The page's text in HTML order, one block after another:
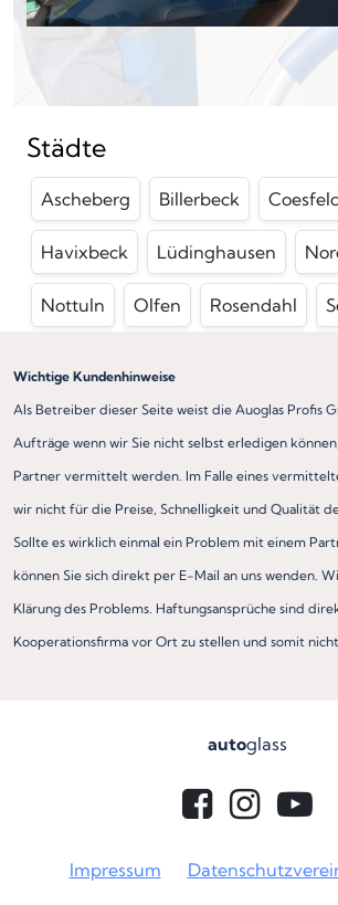
Städte
Ascheberg Billerbeck
Havixbeck Lüdinghausen
Nottuln Olfen Rosendahl
Wichtige Kundenhinweise
Als Betreiber dieser Seite weist die Auoglas Profis
Aufträge wenn wir Sie nicht selbst erledigen
Partner vermittelt werden. Im Falle eines
wir nicht für die Preise, Schnelligkeit und Qualität
Sollte es wirklich einmal ein Problem mit einem
können Sie sich direkt per E-Mail an uns wenden.
Klärung des Problems. Haftungsansprüche sind
Kooperationsfirma vor Ort zu stellen und somit nicht
autoglass
Impressum